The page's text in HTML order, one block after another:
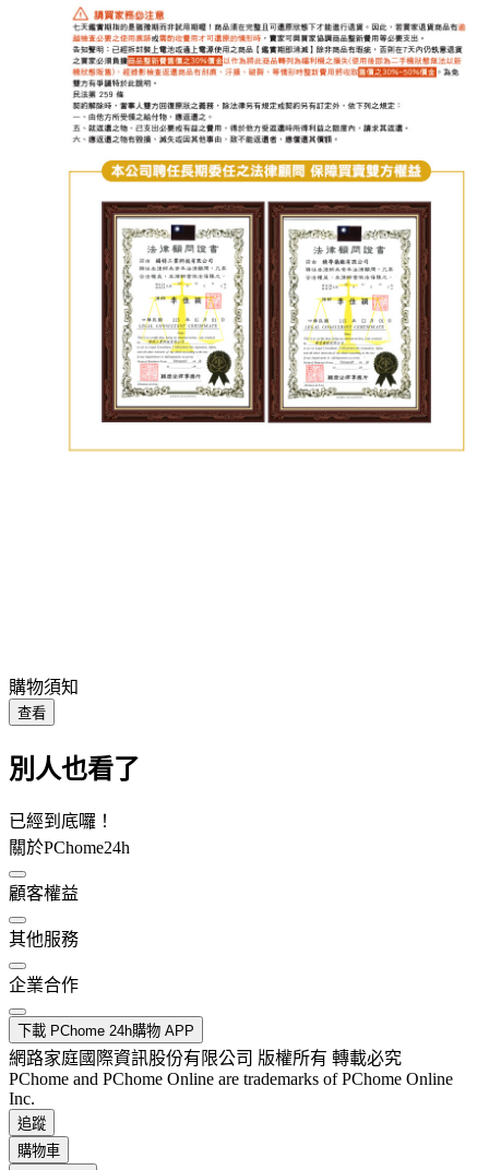
購物須知
查看
別人也看了
已經到底囉！
關於PChome24h
顧客權益
其他服務
企業合作
下載 PChome 24h購物 APP
網路家庭國際資訊股份有限公司 版權所有 轉載必究
PChome and PChome Online are trademarks of PChome Online
Inc.
追蹤
購物車